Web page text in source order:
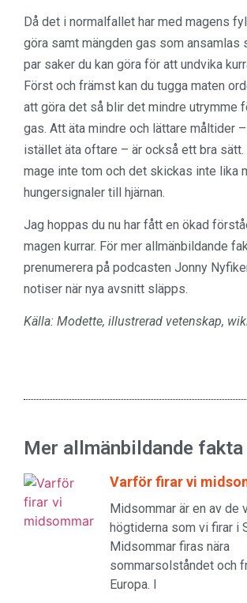
Då det i normalfallet har med magens
göra samt mängden gas som ansamlas
par saker du kan göra för att undvika
Först och främst kan du tugga maten
att göra det så blir det mindre utrymme
gas. Att äta mindre och lättare måltider
istället äta oftare – är också ett bra sätt.
mage inte tom och det skickas inte lika
hungersignaler till hjärnan.
Jag hoppas du nu har fått en ökad
magen kurrar. För mer allmänbildande
prenumerera på podcasten Jonny
notiser när nya avsnitt släpps.
Källa: Modette, illustrerad vetenskap,
Mer allmänbildande fakta
Varför firar vi
Midsommar är en av de
högtiderna som vi firar i
Midsommar firas nära
sommarsolståndet och
Europa. I